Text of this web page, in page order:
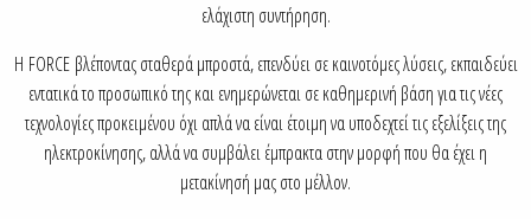
ελάχιστη συντήρηση.
Η FORCE βλέποντας σταθερά μπροστά, επενδύει σε καινοτόμες λύσεις, εκπαιδεύει
εντατικά το προσωπικό της και ενημερώνεται σε καθημερινή βάση για τις νέες
τεχνολογίες προκειμένου όχι απλά να είναι έτοιμη να υποδεχτεί τις εξελίξεις της
ηλεκτροκίνησης, αλλά να συμβάλει έμπρακτα στην μορφή που θα έχει η
μετακίνησή μας στο μέλλον.